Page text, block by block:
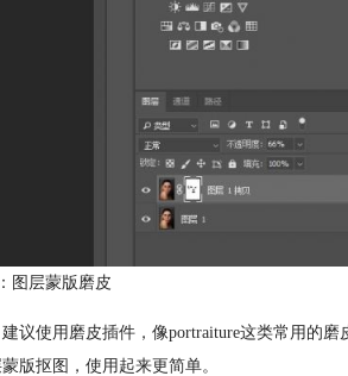
图层蒙版磨皮
议使用磨皮插件，像portraiture这类常用的磨
版抠图，使用起来更简单。